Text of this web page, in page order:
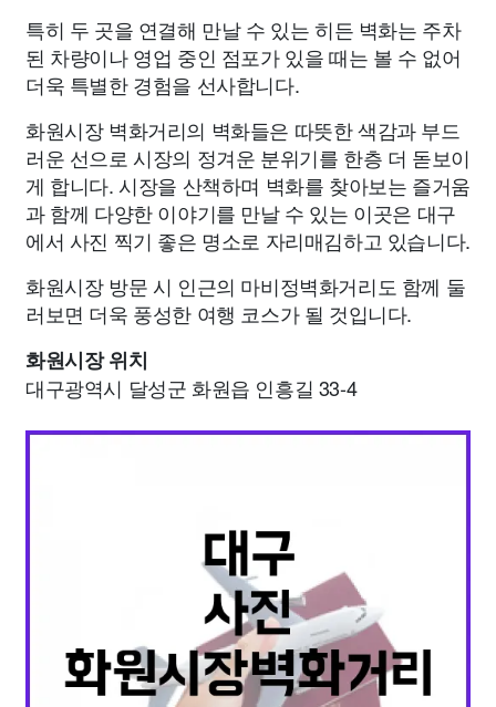
특히 두 곳을 연결해 만날 수 있는 히든 벽화는 주차
된 차량이나 영업 중인 점포가 있을 때는 볼 수 없어
더욱 특별한 경험을 선사합니다.
화원시장 벽화거리의 벽화들은 따뜻한 색감과 부드
러운 선으로 시장의 정겨운 분위기를 한층 더 돋보이
게 합니다. 시장을 산책하며 벽화를 찾아보는 즐거움
과 함께 다양한 이야기를 만날 수 있는 이곳은 대구
에서 사진 찍기 좋은 명소로 자리매김하고 있습니다.
화원시장 방문 시 인근의 마비정벽화거리도 함께 둘
러보면 더욱 풍성한 여행 코스가 될 것입니다.
화원시장 위치
대구광역시 달성군 화원읍 인흥길 33-4